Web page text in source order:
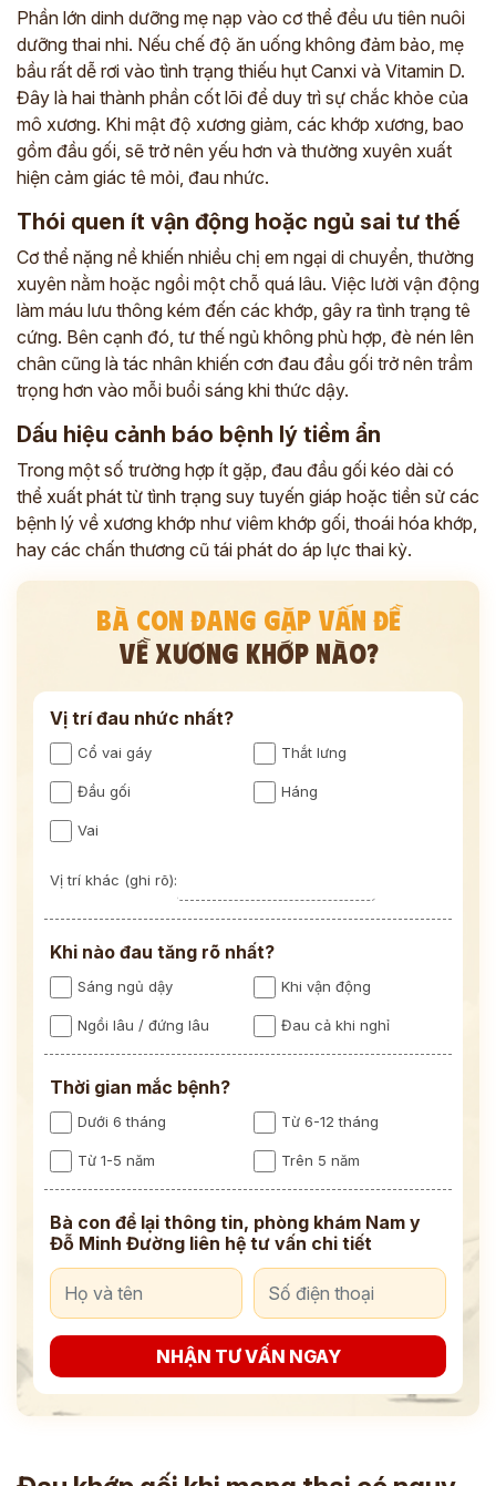
Phần lớn dinh dưỡng mẹ nạp vào cơ thể đều ưu tiên nuôi
dưỡng thai nhi. Nếu chế độ ăn uống không đảm bảo, mẹ
bầu rất dễ rơi vào tình trạng thiếu hụt Canxi và Vitamin D.
Đây là hai thành phần cốt lõi để duy trì sự chắc khỏe của
mô xương. Khi mật độ xương giảm, các khớp xương, bao
gồm đầu gối, sẽ trở nên yếu hơn và thường xuyên xuất
hiện cảm giác tê mỏi, đau nhức.
Thói quen ít vận động hoặc ngủ sai tư thế
Cơ thể nặng nề khiến nhiều chị em ngại di chuyển, thường
xuyên nằm hoặc ngồi một chỗ quá lâu. Việc lười vận động
làm máu lưu thông kém đến các khớp, gây ra tình trạng tê
cứng. Bên cạnh đó, tư thế ngủ không phù hợp, đè nén lên
chân cũng là tác nhân khiến cơn đau đầu gối trở nên trầm
trọng hơn vào mỗi buổi sáng khi thức dậy.
Dấu hiệu cảnh báo bệnh lý tiềm ẩn
Trong một số trường hợp ít gặp, đau đầu gối kéo dài có
thể xuất phát từ tình trạng suy tuyến giáp hoặc tiền sử các
bệnh lý về xương khớp như viêm khớp gối, thoái hóa khớp,
hay các chấn thương cũ tái phát do áp lực thai kỳ.
BÀ CON ĐANG GẶP VẤN ĐỀ
VỀ XƯƠNG KHỚP NÀO?
Vị trí đau nhức nhất?
Cổ vai gáy Thắt lưng
Đầu gối Háng
Vai
Vị trí khác (ghi rõ):
Khi nào đau tăng rõ nhất?
Sáng ngủ dậy Khi vận động
Ngồi lâu / đứng lâu Đau cả khi nghỉ
Thời gian mắc bệnh?
Dưới 6 tháng Từ 6-12 tháng
Từ 1-5 năm Trên 5 năm
Bà con để lại thông tin, phòng khám Nam y
Đỗ Minh Đường liên hệ tư vấn chi tiết
NHẬN TƯ VẤN NGAY